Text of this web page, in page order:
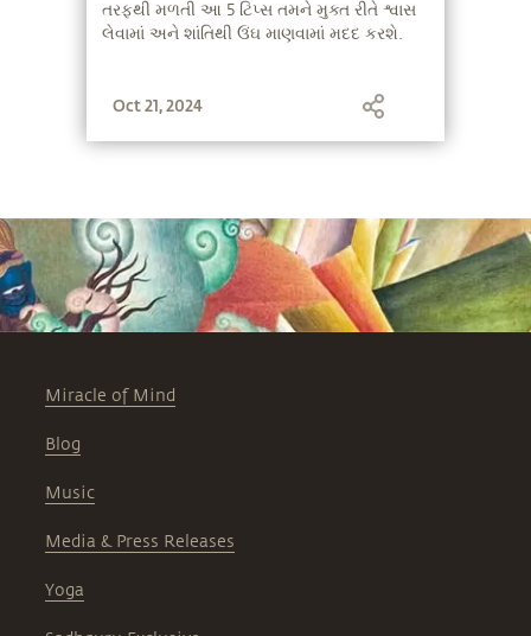
તરફથી મળતી આ 5 ટિપ્સ તમને મુક્ત રીતે શ્વાસ
લેવામાં અને શાંતિથી ઉંઘ માણવામાં મદદ કરશે.
Oct 21, 2024
Miracle of Mind
Blog
Music
Media & Press Releases
Yoga